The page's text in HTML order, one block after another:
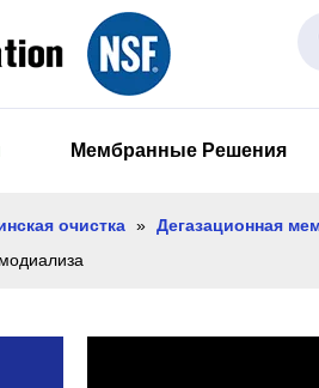
Мембранные Решения
очистка » Дегазационная